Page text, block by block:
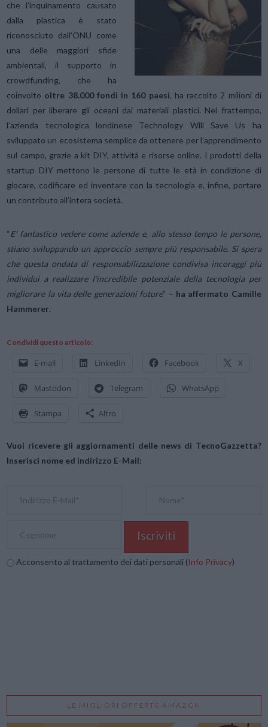
che l’inquinamento causato
dalla plastica è stato
riconosciuto dall’ONU come
una delle maggiori sfide
ambientali, il supporto in
crowdfunding, che ha
coinvolto oltre 38.000 fondi in 160 paesi, ha raccolto 2 milioni di
dollari per liberare gli oceani dai materiali plastici. Nel frattempo,
l’azienda tecnologica londinese Technology Will Save Us ha
sviluppato un ecosistema semplice da ottenere per l’apprendimento
sul campo, grazie a kit DIY, attività e risorse online. I prodotti della
startup DIY mettono le persone di tutte le età in condizione di
giocare, codificare ed inventare con la tecnologia e, infine, portare
un contributo all’intera società.
“E’ fantastico vedere come aziende e, allo stesso tempo le persone,
stiano sviluppando un approccio sempre più responsabile. Si spera
che questa ondata di responsabilizzazione condivisa incoraggi più
individui a realizzare l’incredibile potenziale della tecnologia per
migliorare la vita delle generazioni future” – ha affermato Camille
Hammerer.
Condividi questo articolo:
E-mail LinkedIn Facebook X
Mastodon Telegram WhatsApp
Stampa Altro
Vuoi ricevere gli aggiornamenti delle news di TecnoGazzetta?
Inserisci nome ed indirizzo E-Mail:
Acconsento al trattamento dei dati personali (Info Privacy)
LE MIGLIORI OFFERTE AMAZON